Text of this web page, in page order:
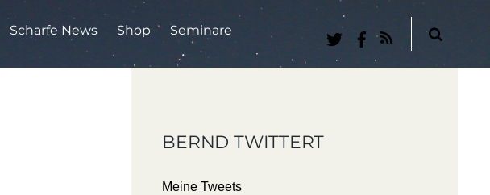
RSS
Scharfe News Shop Seminare
BERND TWITTERT
Meine Tweets